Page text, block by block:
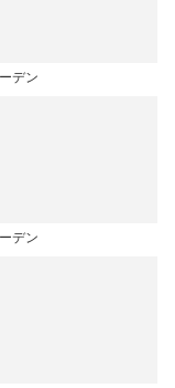
デン
デン